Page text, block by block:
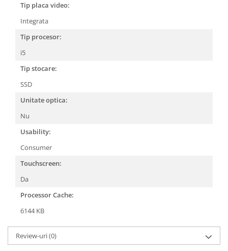
Tip placa video:
Integrata
Tip procesor:
i5
Tip stocare:
SSD
Unitate optica:
Nu
Usability:
Consumer
Touchscreen:
Da
Processor Cache:
6144 KB
Review-uri(0)